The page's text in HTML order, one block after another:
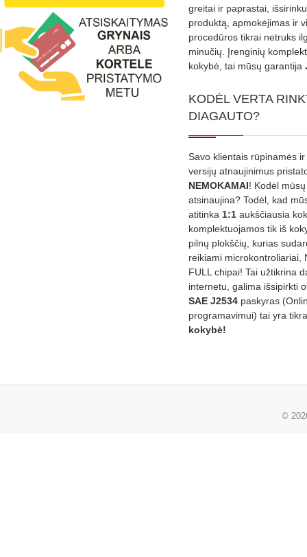
greitai ir paprastai,
produktą, apmokėjimas ir
procedūros tikrai netruks
minučių. Įrenginių
kokybė, tai mūsų garantija
KODĖL VERTA
DIAGAUTO?
Savo klientais rūpinamės
versijų atnaujinimus
NEMOKAMAI! Kodėl
atsinaujina? Todėl, kad
atitinka 1:1 aukščiausia
komplektuojamos tik iš
pilnų plokščių, kurias
reikiami microkontroliariai,
FULL chipai! Tai užtikrina
internetu, galima išsipirkti
SAE J2534 paskyras
programavimui) tai yra
kokybė!
©